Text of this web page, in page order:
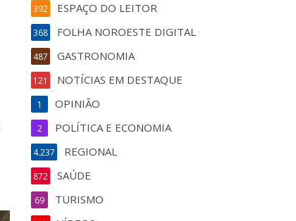
ESPAÇO DO LEITOR
392
FOLHA NOROESTE DIGITAL
368
GASTRONOMIA
487
NOTÍCIAS EM DESTAQUE
121
OPINIÃO
1
POLÍTICA E ECONOMIA
2
REGIONAL
4.237
SAÚDE
872
TURISMO
69